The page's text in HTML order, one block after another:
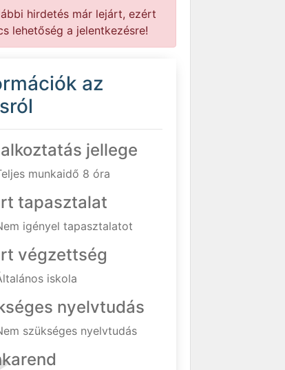
hirdetés már lejárt, ezért
lehetőség a jelentkezésre!
az
jellege
munkaidő 8 óra
tapasztalat
igényel tapasztalatot
végzettség
iskola
nyelvtudás
szükséges nyelvtudás